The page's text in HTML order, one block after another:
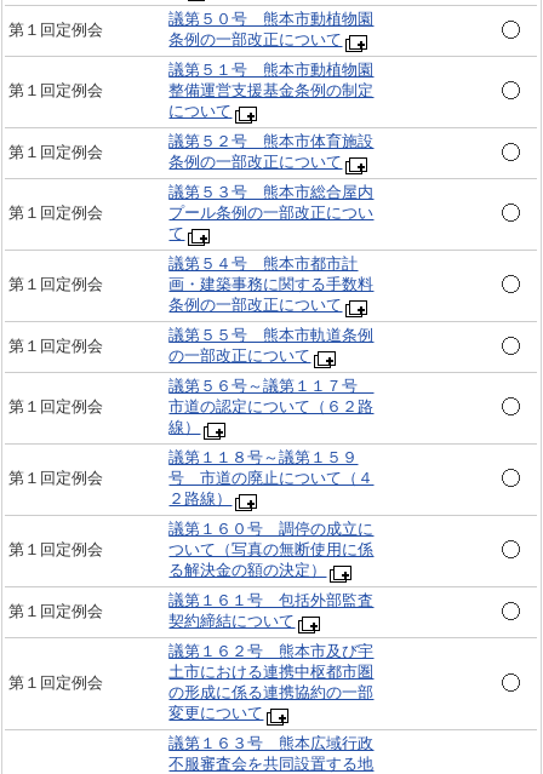
第１回定例会
議第５０号 熊本市動植物園
条例の一部改正について
第１回定例会
議第５１号 熊本市動植物園
整備運営支援基金条例の制定
について
第１回定例会
議第５２号 熊本市体育施設
条例の一部改正について
第１回定例会
議第５３号 熊本市総合屋内
プール条例の一部改正につい
て
第１回定例会
議第５４号 熊本市都市計
画・建築事務に関する手数料
条例の一部改正について
第１回定例会
議第５５号 熊本市軌道条例
の一部改正について
第１回定例会
議第５６号～議第１１７号
市道の認定について（６２路
線）
第１回定例会
議第１１８号～議第１５９
号 市道の廃止について（４
２路線）
第１回定例会
議第１６０号 調停の成立に
ついて（写真の無断使用に係
る解決金の額の決定）
第１回定例会
議第１６１号 包括外部監査
契約締結について
第１回定例会
議第１６２号 熊本市及び宇
土市における連携中枢都市圏
の形成に係る連携協約の一部
変更について
議第１６３号 熊本広域行政
不服審査会を共同設置する地